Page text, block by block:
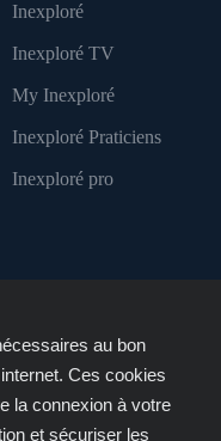
Inexploré
Inexploré TV
My Inexploré
Inexploré Praticiens
Inexploré pro
au bon
Ces cookies
la connexion à votre
et sécuriser les